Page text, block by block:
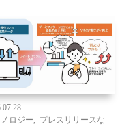
ロジー
プレスリリースな